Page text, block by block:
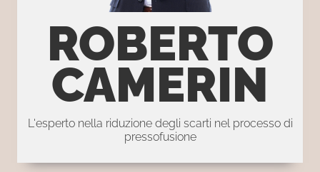
ROBERTO
CAMERIN
L'esperto nella riduzione degli scarti nel processo di
pressofusione